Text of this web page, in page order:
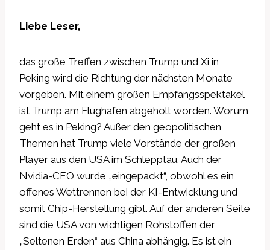
Liebe Leser,
das große Treffen zwischen Trump und Xi in
Peking wird die Richtung der nächsten Monate
vorgeben. Mit einem großen Empfangsspektakel
ist Trump am Flughafen abgeholt worden. Worum
geht es in Peking? Außer den geopolitischen
Themen hat Trump viele Vorstände der großen
Player aus den USA im Schlepptau. Auch der
Nvidia-CEO wurde „eingepackt“, obwohl es ein
offenes Wettrennen bei der KI-Entwicklung und
somit Chip-Herstellung gibt. Auf der anderen Seite
sind die USA von wichtigen Rohstoffen der
„Seltenen Erden“ aus China abhängig. Es ist ein